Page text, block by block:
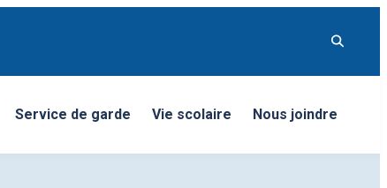
Service de garde Vie scolaire Nous joindre